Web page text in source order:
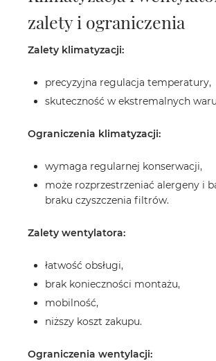
zalety i ograniczenia
Zalety klimatyzacji:
precyzyjna regulacja temperatury,
skuteczność w ekstremalnych
Ograniczenia klimatyzacji:
wymaga regularnej konserwacji,
może rozprzestrzeniać alergeny i
braku czyszczenia filtrów.
Zalety wentylatora:
łatwość obsługi,
brak konieczności montażu,
mobilność,
niższy koszt zakupu.
Ograniczenia wentylacji: